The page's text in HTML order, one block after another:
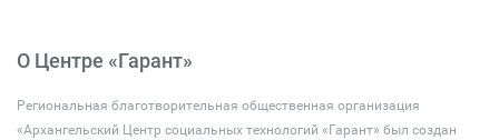
О Центре «Гарант»
Региональная благотворительная общественная организация
«Архангельский Центр социальных технологий «Гарант» был создан